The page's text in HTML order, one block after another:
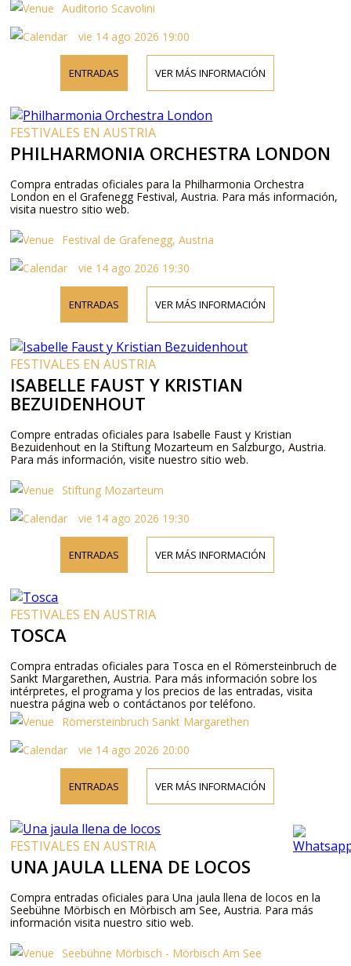
Auditorio Scavolini
vie 14 ago 2026 19:00
ENTRADAS VER MÁS INFORMACIÓN
FESTIVALES EN AUSTRIA
PHILHARMONIA ORCHESTRA LONDON
Compra entradas oficiales para la Philharmonia Orchestra
London en el Grafenegg Festival, Austria. Para más información,
visita nuestro sitio web.
Festival de Grafenegg, Austria
vie 14 ago 2026 19:30
ENTRADAS VER MÁS INFORMACIÓN
FESTIVALES EN AUSTRIA
ISABELLE FAUST Y KRISTIAN
BEZUIDENHOUT
Compre entradas oficiales para Isabelle Faust y Kristian
Bezuidenhout en la Stiftung Mozarteum en Salzburgo, Austria.
Para más información, visite nuestro sitio web.
Stiftung Mozarteum
vie 14 ago 2026 19:30
ENTRADAS VER MÁS INFORMACIÓN
FESTIVALES EN AUSTRIA
TOSCA
Compra entradas oficiales para Tosca en el Römersteinbruch de
Sankt Margarethen, Austria. Para más información sobre los
intérpretes, el programa y los precios de las entradas, visita
nuestra página web o contáctanos por teléfono.
Römersteinbruch Sankt Margarethen
vie 14 ago 2026 20:00
ENTRADAS VER MÁS INFORMACIÓN
FESTIVALES EN AUSTRIA
UNA JAULA LLENA DE LOCOS
Compra entradas oficiales para Una jaula llena de locos en la
Seebühne Mörbisch en Mörbisch am See, Austria. Para más
información visita nuestro sitio web.
Seebühne Mörbisch - Mörbisch Am See